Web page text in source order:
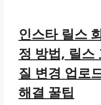
인스타 릴스
정 방법, 릴스
질 변경 업로
해결 꿀팁